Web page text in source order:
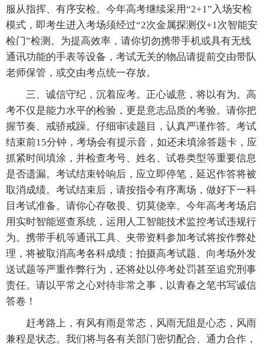
服从指挥、有序安检。今年高考继续采用“2+1”入场安检
模式，即考生进入考场须经过“2次金属探测仪+1次智能安
检门”检测。为提高效率，请你切勿携带手机或具有无线
通讯功能的手表等设备，考试无关的物品请提前交由带队
老师保管，或交由考点统一存放。
三、诚信守纪，沉着应考。正心诚意，将以有为。高
考不仅是能力水平的检验，更是意志品质的考验。请你把
握节奏、戒骄戒躁。仔细审读题目，认真严谨作答。考试
结束前15分钟，考场会有提示音，如还未填涂答题卡，应
抓紧时间填涂，并检查考号、姓名、试卷类型等重要信息
是否遗漏。考试结束铃响后，应立即停笔，延迟作答将被
取消成绩。考试结束后，请按指令有序离场，做好下一科
目考试准备。请你心存敬畏、切莫侥幸。今年高考考场启
用实时智能巡查系统，运用人工智能技术监控考试违规行
为。携带手机等通讯工具、夹带资料参加考试将按作弊处
理，将被取消高考各科成绩；拍摄高考试题、向考场外发
送试题等严重作弊行为，还将处以停考处罚甚至追究刑事
责任。请以平常之心对待非常之事，以青春之笔书写诚信
答卷！
赶考路上，有风有雨是常态，风雨无阻是心态，风雨
兼程是状态。我们将与各有关部门密切配合、通力合作，